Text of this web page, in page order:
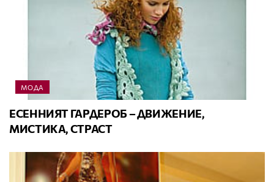
МОДА
ЕСЕННИЯТ ГАРДЕРОБ – ДВИЖЕНИЕ,
МИСТИКА, СТРАСТ